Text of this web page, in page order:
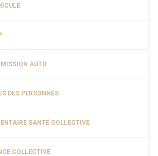
AUTO
DES PERSONNES
SANTÉ COLLECTIVE
COLLECTIVE